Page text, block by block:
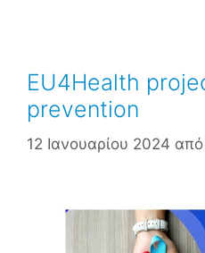
EU4Health
prevention
12 Ιανουαρίου 2024 από